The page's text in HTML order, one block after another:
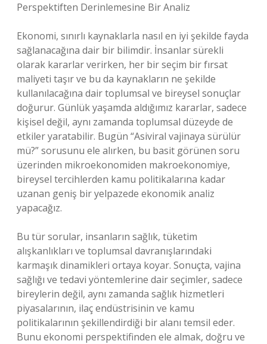
Perspektiften Derinlemesine Bir Analiz
Ekonomi, sınırlı kaynaklarla nasıl en iyi şekilde fayda
sağlanacağına dair bir bilimdir. İnsanlar sürekli
olarak kararlar verirken, her bir seçim bir fırsat
maliyeti taşır ve bu da kaynakların ne şekilde
kullanılacağına dair toplumsal ve bireysel sonuçlar
doğurur. Günlük yaşamda aldığımız kararlar, sadece
kişisel değil, aynı zamanda toplumsal düzeyde de
etkiler yaratabilir. Bugün “Asiviral vajinaya sürülür
mü?” sorusunu ele alırken, bu basit görünen soru
üzerinden mikroekonomiden makroekonomiye,
bireysel tercihlerden kamu politikalarına kadar
uzanan geniş bir yelpazede ekonomik analiz
yapacağız.
Bu tür sorular, insanların sağlık, tüketim
alışkanlıkları ve toplumsal davranışlarındaki
karmaşık dinamikleri ortaya koyar. Sonuçta, vajina
sağlığı ve tedavi yöntemlerine dair seçimler, sadece
bireylerin değil, aynı zamanda sağlık hizmetleri
piyasalarının, ilaç endüstrisinin ve kamu
politikalarının şekillendirdiği bir alanı temsil eder.
Bunu ekonomi perspektifinden ele almak, doğru ve